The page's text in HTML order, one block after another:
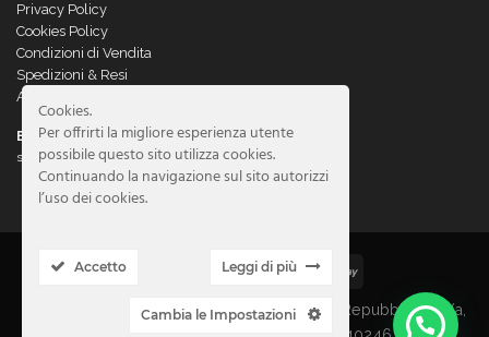
Privacy Policy
Cookies Policy
Condizioni di Vendita
Spedizioni & Resi
Assistenza Clienti
Email
store@rejuvecliniceuticals.com
Copyright 2026 ©REJUVE SRLViale della Repubblica 14/a,
Cookies.
Per offrirti la migliore esperienza utente
possibile questo sito utilizza cookies.
Continuando la navigazione sul sito autorizzi
l’uso dei cookies.
Accetto Leggi di più
Cambia le Impostazioni